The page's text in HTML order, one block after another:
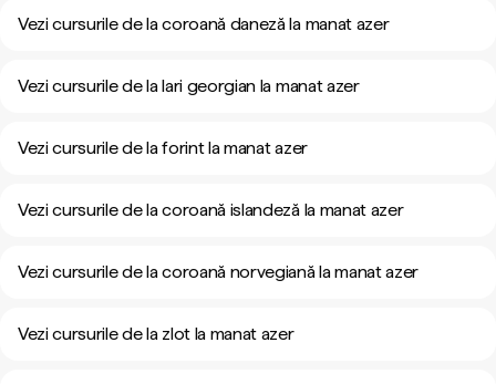
Vezi cursurile de la coroană daneză la manat azer
Vezi cursurile de la lari georgian la manat azer
Vezi cursurile de la forint la manat azer
Vezi cursurile de la coroană islandeză la manat azer
Vezi cursurile de la coroană norvegiană la manat azer
Vezi cursurile de la zlot la manat azer